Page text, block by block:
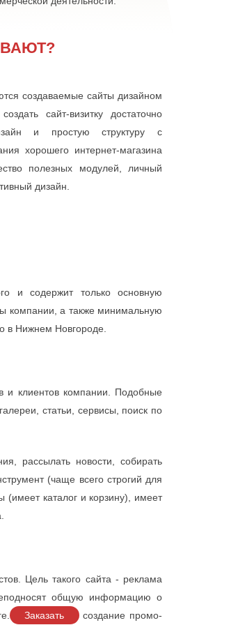
создаваемые сайты дизайном
сайт-визитку достаточно
и простую структуру с
хорошего интернет-магазина
полезных модулей, личный
дизайн.
и содержит только основную
компании, а также минимальную
в Нижнем Новгороде.
и клиентов компании. Подобные
статьи, сервисы, поиск по
рассылать новости, собирать
(чаще всего строгий для
(имеет каталог и корзину), имеет
Цель такого сайта - реклама
общую информацию о
Заказать создание промо-